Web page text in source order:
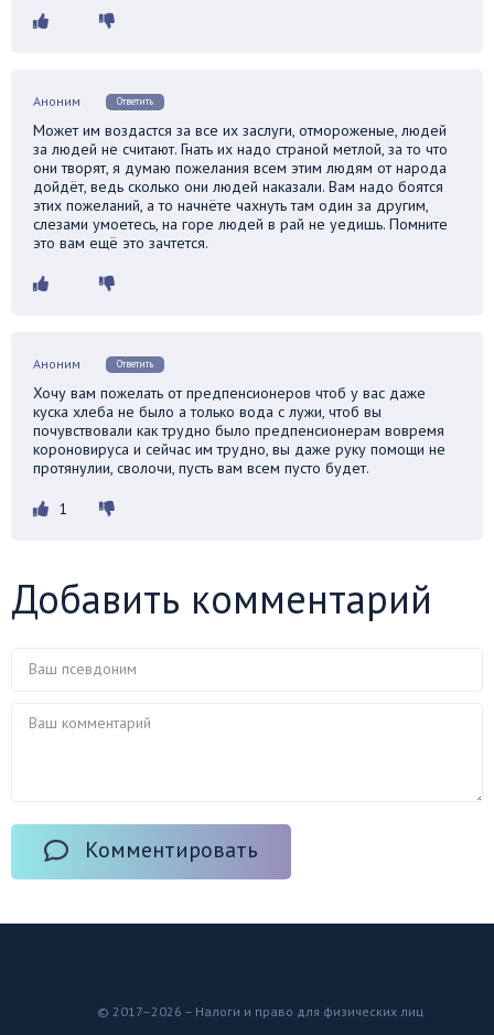
Аноним Ответить
Может им воздастся за все их заслуги, отмороженые, людей
за людей не считают. Гнать их надо страной метлой, за то что
они творят, я думаю пожелания всем этим людям от народа
дойдёт, ведь сколько они людей наказали. Вам надо боятся
этих пожеланий, а то начнёте чахнуть там один за другим,
слезами умоетесь, на горе людей в рай не уедишь. Помните
это вам ещё это зачтется.
Аноним Ответить
Хочу вам пожелать от предпенсионеров чтоб у вас даже
куска хлеба не было а только вода с лужи, чтоб вы
почувствовали как трудно было предпенсионерам вовремя
короновируса и сейчас им трудно, вы даже руку помощи не
протянулии, сволочи, пусть вам всем пусто будет.
1
Добавить комментарий
Комментировать
© 2017–2026 – Налоги и право для физических лиц